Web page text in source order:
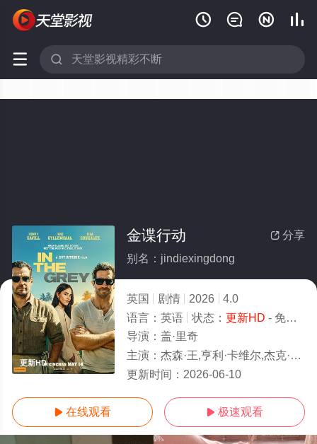
   
 
更新HD
 分享
金谍行动
别名：jindiexingdong
英国 剧情 2026
4.0
语言： 英语 状态： 更新HD - 免费在线观看
导演： 盖·里奇
主演： 杰森·王,亨利·卡维尔,杰克·吉伦哈尔,卡洛斯·巴登,艾莎·冈萨雷斯,克里斯托弗·海
更新时间： 2026-06-10
 在线观看  极速观看